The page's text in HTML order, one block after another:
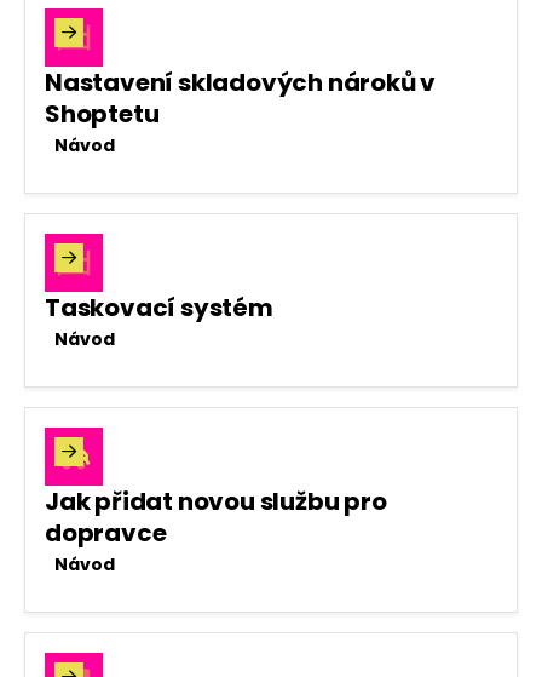
Nastavení skladových nároků v
Shoptetu
Návod

Taskovací systém
Návod

Jak přidat novou službu pro
dopravce
Návod
